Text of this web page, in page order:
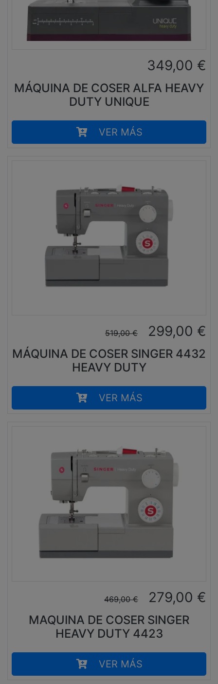
349,00 €
MÁQUINA DE COSER ALFA HEAVY
DUTY UNIQUE
VER MÁS
519,00 € 299,00 €
MÁQUINA DE COSER SINGER 4432
HEAVY DUTY
VER MÁS
469,00 € 279,00 €
MAQUINA DE COSER SINGER
HEAVY DUTY 4423
VER MÁS